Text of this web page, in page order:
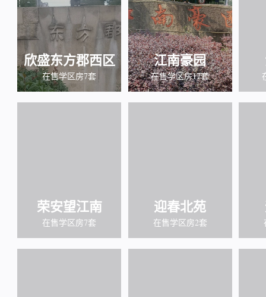
欣盛东方郡西区
在售学区房7套
江南豪园
在售学区房17套
荣安望江南
在售学区房7套
迎春北苑
在售学区房2套